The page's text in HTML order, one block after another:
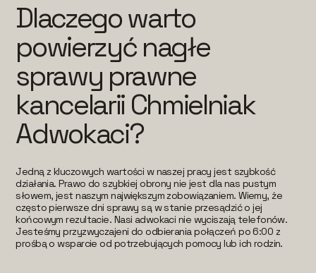
Dlaczego warto
powierzyć nagłe
sprawy prawne
kancelarii Chmielniak
Adwokaci?
Jedną z kluczowych wartości w naszej pracy jest szybkość
działania. Prawo do szybkiej obrony nie jest dla nas pustym
słowem, jest naszym największym zobowiązaniem. Wiemy, że
często pierwsze dni sprawy są w stanie przesądzić o jej
końcowym rezultacie. Nasi adwokaci nie wyciszają telefonów.
Jesteśmy przyzwyczajeni do odbierania połączeń po 6:00 z
prośbą o wsparcie od potrzebujących pomocy lub ich rodzin.